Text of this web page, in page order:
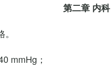
第二章 内科
mmHg；